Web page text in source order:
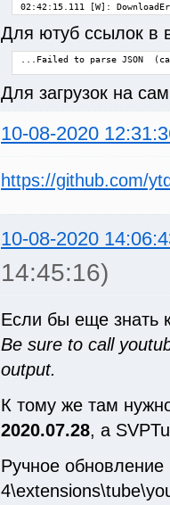
02:42:15.111 [W]:
Для ютуб ссылок в
...Failed to parse JSON
Для загрузок на
10-08-2020
https://github.com/
10-08-2020
14:45:16)
Если бы еще знать
Be sure to call
output.
К тому же там
2020.07.28, а
Ручное